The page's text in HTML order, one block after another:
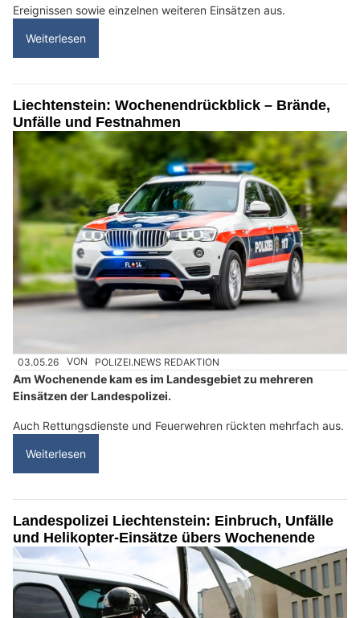
Ereignissen sowie einzelnen weiteren Einsätzen aus.
Weiterlesen
Liechtenstein: Wochenendrückblick – Brände,
Unfälle und Festnahmen
03.05.26 VON POLIZEI.NEWS REDAKTION
Am Wochenende kam es im Landesgebiet zu mehreren
Einsätzen der Landespolizei.
Auch Rettungsdienste und Feuerwehren rückten mehrfach aus.
Weiterlesen
Landespolizei Liechtenstein: Einbruch, Unfälle
und Helikopter-Einsätze übers Wochenende